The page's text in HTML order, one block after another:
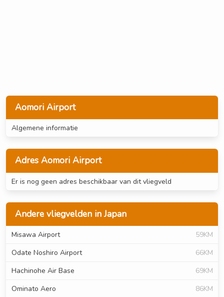
Aomori Airport
Algemene informatie
Adres Aomori Airport
Er is nog geen adres beschikbaar van dit vliegveld
Andere vliegvelden in Japan
Misawa Airport
59KM
Odate Noshiro Airport
66KM
Hachinohe Air Base
69KM
Ominato Aero
86KM